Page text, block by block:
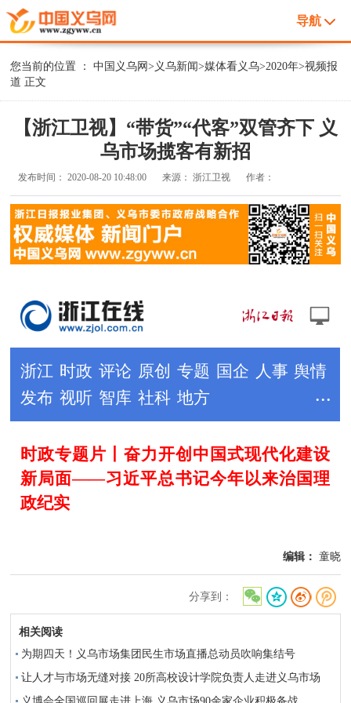
导航
您当前的位置 ：中国义乌网> 义乌新闻>媒体看义乌>2020年>视频报
道 正文
【浙江卫视】“带货”“代客”双管齐下 义
乌市场揽客有新招
发布时间：2020-08-20 10:48:00 来源：浙江卫视 作者：
编辑： 童晓
分享到：
相关阅读
为期四天！义乌市场集团民生市场直播总动员吹响集结号
让人才与市场无缝对接 20所高校设计学院负责人走进义乌市场